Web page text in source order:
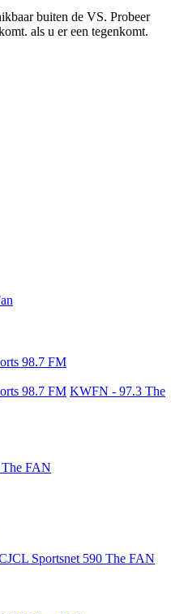
buiten de VS. Probeer
als u er een tegenkomt.
98.7 FM
98.7 FM KWFN - 97.3 The
The FAN
Sportsnet 590 The FAN